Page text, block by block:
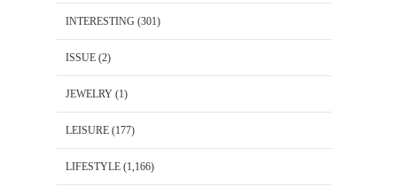
INTERESTING (301)
ISSUE (2)
JEWELRY (1)
LEISURE (177)
LIFESTYLE (1,166)